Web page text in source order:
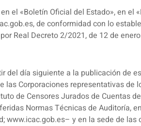
el «Boletín Oficial del Estado», en
de conformidad con lo
Real Decreto 2/2021, de 12 de
del día siguiente a la publicación de
Corporaciones representativas
de Censores Jurados de Cuentas
Normas Técnicas de Auditoría,
www.icac.gob.es– y en la sede de las